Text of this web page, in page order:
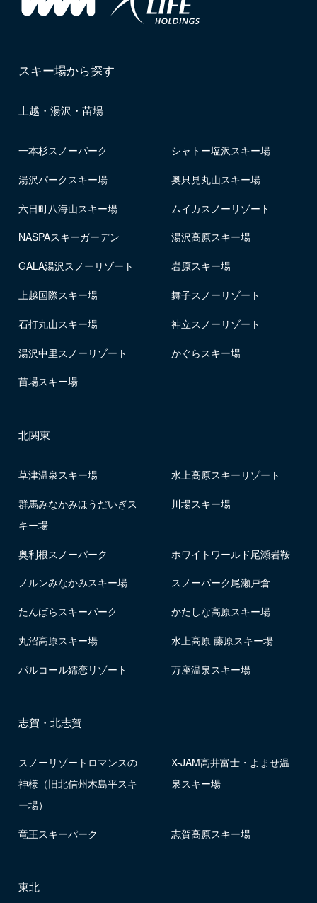
スキー場から探す
上越・湯沢・苗場
一本杉スノーパーク シャトー塩沢スキー場
湯沢パークスキー場 奥只見丸山スキー場
六日町八海山スキー場 ムイカスノーリゾート
NASPAスキーガーデン 湯沢高原スキー場
GALA湯沢スノーリゾート 岩原スキー場
上越国際スキー場 舞子スノーリゾート
石打丸山スキー場 神立スノーリゾート
湯沢中里スノーリゾート かぐらスキー場
苗場スキー場
北関東
草津温泉スキー場 水上高原スキーリゾート
群馬みなかみほうだいぎス
キー場
川場スキー場
奥利根スノーパーク ホワイトワールド尾瀬岩鞍
ノルンみなかみスキー場 スノーパーク尾瀬戸倉
たんばらスキーパーク かたしな高原スキー場
丸沼高原スキー場 水上高原 藤原スキー場
パルコール嬬恋リゾート 万座温泉スキー場
志賀・北志賀
スノーリゾートロマンスの
神様（旧北信州木島平スキ
ー場）
X-JAM高井富士・よませ温
泉スキー場
竜王スキーパーク 志賀高原スキー場
東北